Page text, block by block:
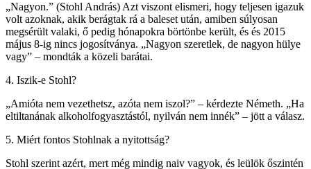
„Nagyon.” (Stohl András) Azt viszont elismeri, hogy teljesen igazuk
volt azoknak, akik berágtak rá a baleset után, amiben súlyosan
megsérült valaki, ő pedig hónapokra börtönbe került, és és 2015
május 8-ig nincs jogosítványa. „Nagyon szeretlek, de nagyon hülye
vagy” – mondták a közeli barátai.
4. Iszik-e Stohl?
„Amióta nem vezethetsz, azóta nem iszol?” – kérdezte Németh. „Ha
eltiltanának alkoholfogyasztástól, nyilván nem innék” – jött a válasz.
5. Miért fontos Stohlnak a nyitottság?
Stohl szerint azért, mert még mindig naiv vagyok, és leülök őszintén